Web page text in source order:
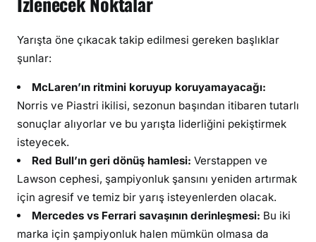
Yarışta öne çıkacak takip edilmesi gereken başlıklar
şunlar:
McLaren’ın ritmini koruyup koruyamayacağı:
Norris ve Piastri ikilisi, sezonun başından itibaren tutarlı
sonuçlar alıyorlar ve bu yarışta liderliğini pekiştirmek
isteyecek.
Red Bull’ın geri dönüş hamlesi: Verstappen ve
Lawson cephesi, şampiyonluk şansını yeniden artırmak
için agresif ve temiz bir yarış isteyenlerden olacak.
Mercedes vs Ferrari savaşının derinleşmesi: Bu iki
marka için şampiyonluk halen mümkün olmasa da